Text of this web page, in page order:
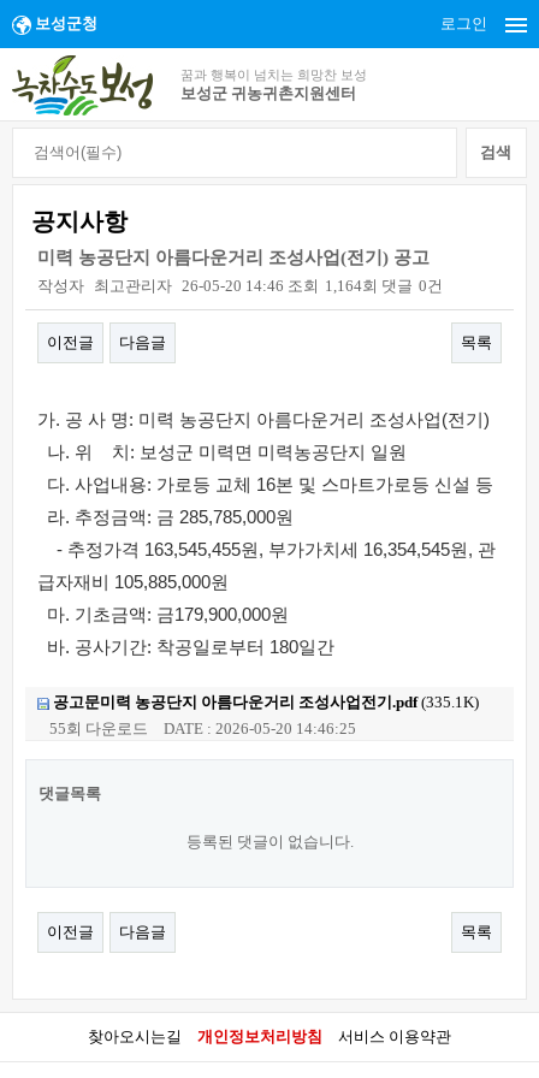
보성군청 로그인
꿈과 행복이 넘치는 희망찬 보성
보성군 귀농귀촌지원센터
공지사항
미력 농공단지 아름다운거리 조성사업(전기) 공고
작성자 최고관리자 26-05-20 14:46 조회 1,164회 댓글 0건
이전글 다음글 목록
가. 공 사 명: 미력 농공단지 아름다운거리 조성사업(전기)
나. 위 치: 보성군 미력면 미력농공단지 일원
다. 사업내용: 가로등 교체 16본 및 스마트가로등 신설 등
라. 추정금액: 금 285,785,000원
- 추정가격 163,545,455원, 부가가치세 16,354,545원, 관
급자재비 105,885,000원
마. 기초금액: 금179,900,000원
바. 공사기간: 착공일로부터 180일간
공고문미력 농공단지 아름다운거리 조성사업전기.pdf(335.1K)
55회 다운로드
DATE : 2026-05-20 14:46:25
댓글목록
등록된 댓글이 없습니다.
이전글 다음글 목록
찾아오시는길 개인정보처리방침 서비스 이용약관